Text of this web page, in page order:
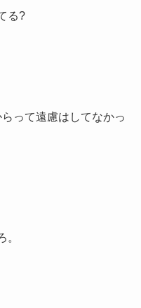
る?
って遠慮はしてなかっ
。